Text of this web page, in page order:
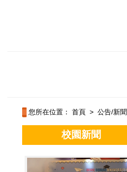
您所在位置： 首頁 > 公告/新聞
校園新聞